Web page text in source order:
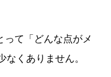
て「どんな点がメ
なくありません。